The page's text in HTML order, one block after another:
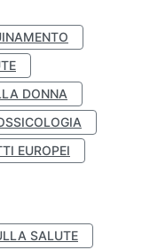
DONNA
EUROPEI
SALUTE